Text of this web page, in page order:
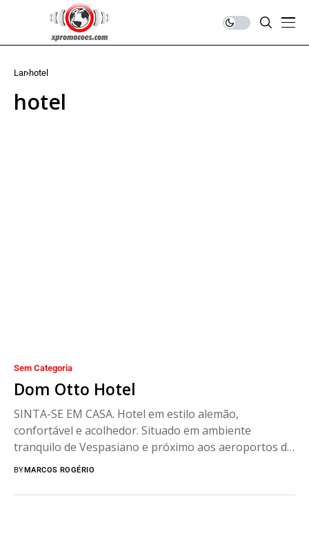
Lar hotel
hotel
Sem Categoria
Dom Otto Hotel
SINTA-SE EM CASA. Hotel em estilo alemão,
confortável e acolhedor. Situado em ambiente
tranquilo de Vespasiano e próximo aos aeroportos de
Confins e...
BY MARCOS ROGÉRIO